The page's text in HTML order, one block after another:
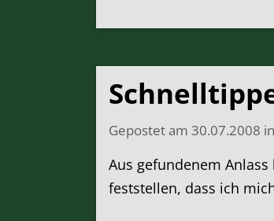
Gepostet am 30.07.2008 in
Aus gefundenem
feststellen, dass ich